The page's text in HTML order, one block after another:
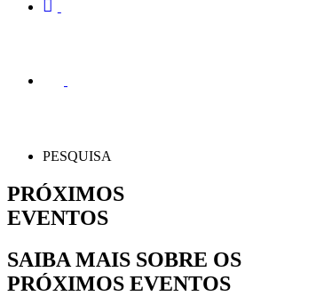
PESQUISA
PRÓXIMOS
EVENTOS
SAIBA MAIS SOBRE OS
PRÓXIMOS EVENTOS